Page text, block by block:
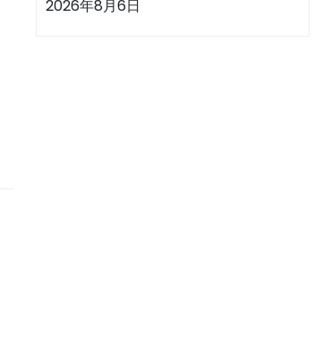
2026年8月6日